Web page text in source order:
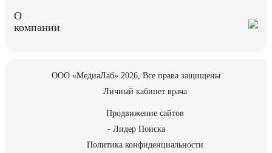
О
компании
ООО «МедиаЛаб» 2026, Все права защищены
Личный кабинет врача
Продвижение сайтов
- Лидер Поиска
Политика конфиденциальности